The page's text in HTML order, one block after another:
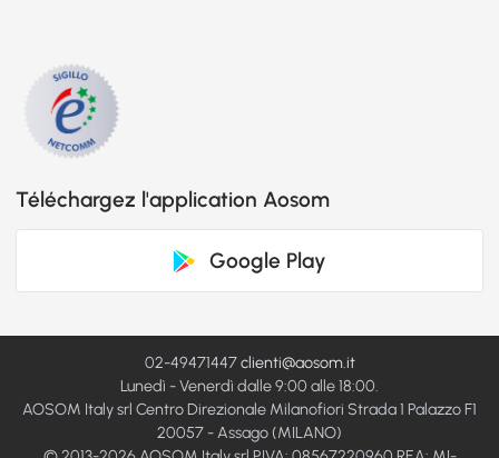
Téléchargez l'application Aosom
Google Play
02-49471447clienti@aosom.it
Lunedì - Venerdì dalle 9:00 alle 18:00.
AOSOM Italy srl Centro Direzionale Milanofiori Strada 1 Palazzo F1
20057 - Assago (MILANO)